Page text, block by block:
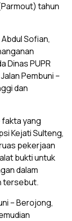
tahun
Sofian,
Dinas PUPR
Pembuni –
dan
yang
Kejati Sulteng,
pekerjaan
bukti untuk
dalam
tersebut.
– Berojong,